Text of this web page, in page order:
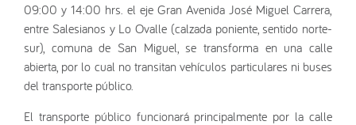
09:00 y 14:00 hrs. el eje Gran Avenida José Miguel Carrera,
entre Salesianos y Lo Ovalle (calzada poniente, sentido norte-
sur), comuna de San Miguel, se transforma en una calle
abierta, por lo cual no transitan vehículos particulares ni buses
del transporte público.
El transporte público funcionará principalmente por la calle